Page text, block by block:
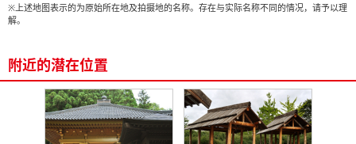
※上述地图表示的为原始所在地及拍摄地的名称。存在与实际名称不同的情况，请予以理
解。
附近的潜在位置